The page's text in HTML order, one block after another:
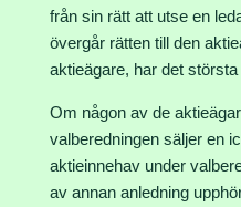
från sin rätt att utse en
övergår rätten till den
aktieägare, har det
Om någon av de
valberedningen säljer en
aktieinnehav under
av annan anledning